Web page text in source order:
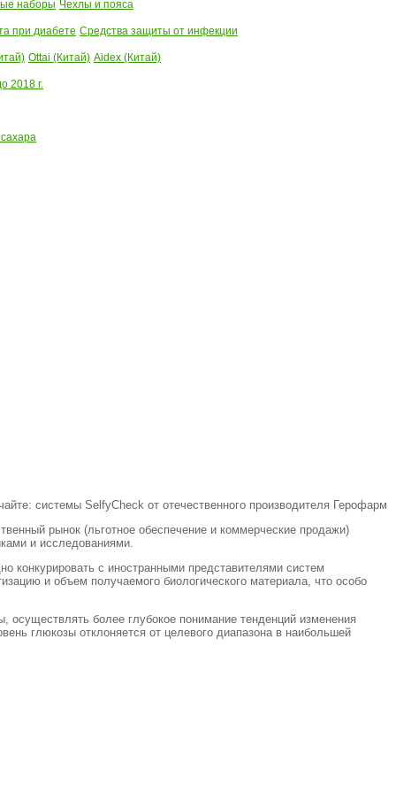
наборы Чехлы и пояса
при диабете Средства защиты от инфекции
Ottai (Китай) Aidex (Китай)
2018 г.
рынок (льготное обеспечение и коммерческие продажи)
и исследованиями.
с иностранными представителями систем
и объем получаемого биологического материала, что особо
более глубокое понимание тенденций изменения
глюкозы отклоняется от целевого диапазона в наибольшей